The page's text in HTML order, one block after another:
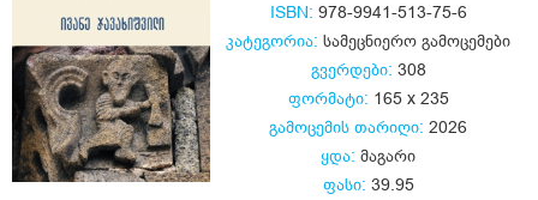
ISBN: 978-9941-513-75-6
კატეგორია: სამეცნიერო გამოცემები
გვერდები: 308
ფორმატი: 165 x 235
გამოცემის თარიღი: 2026
ყდა: მაგარი
ფასი: 39.95